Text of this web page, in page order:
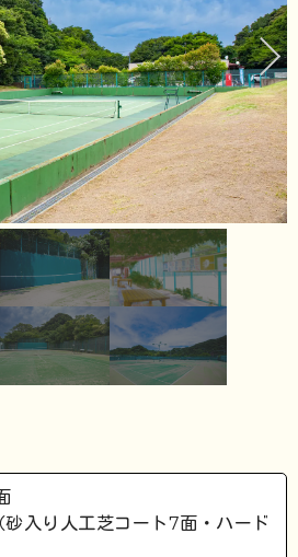
入り人工芝コート7面・ハード